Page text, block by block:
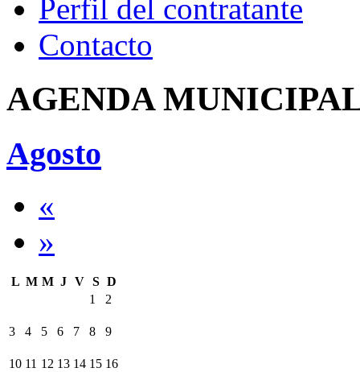
Perfil del contratante
Contacto
AGENDA
Agosto
«
»
L M M J V S D
1
2
3 4 5 6 7 8 9
10 11 12 13 14 15 16